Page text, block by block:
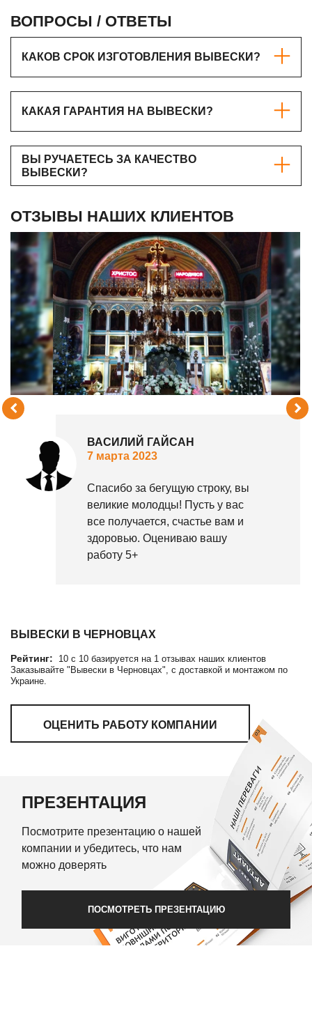
ВОПРОСЫ / ОТВЕТЫ
КАКОВ СРОК ИЗГОТОВЛЕНИЯ ВЫВЕСКИ?
КАКАЯ ГАРАНТИЯ НА ВЫВЕСКИ?
ВЫ РУЧАЕТЕСЬ ЗА КАЧЕСТВО
ВЫВЕСКИ?
ОТЗЫВЫ НАШИХ КЛИЕНТОВ
ВАСИЛИЙ ГАЙСАН
7 марта 2023
Спасибо за бегущую строку, вы
великие молодцы! Пусть у вас
все получается, счастье вам и
здоровью. Оцениваю вашу
работу 5+
ВЫВЕСКИ В ЧЕРНОВЦАХ
Рейтинг: 10 c 10 базируется на 1 отзывах наших клиентов
Заказывайте "Вывески в Черновцах", с доставкой и монтажом по
Украине.
ОЦЕНИТЬ РАБОТУ КОМПАНИИ
ПРЕЗЕНТАЦИЯ
Посмотрите презентацию о нашей
компании и убедитесь, что нам
можно доверять
ПОСМОТРЕТЬ ПРЕЗЕНТАЦИЮ